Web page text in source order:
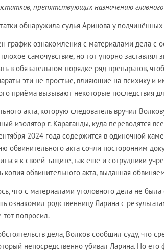
препятствующих назначению
обнаружила судья Аринова у
график ознакомления с материалами дела с
самочувствие, но тот упорно
в обязательном порядке ряд препаратов,
эти не простые, влияющие на психику и
приёма вызывают некоторые последствия
акта, которую следователь вручил
изолятор г. Караганды, куда переводятся
2024 года содержится в одиночной
обвинительного акта сочли посторонним
к своей защите, так ещё и сотрудники
копия обвинительного акта, выданная
что с материалами уголовного дела не
ознакомил родственницу Ларина с
тот попросил.
дела, Волков сообщил суду, что
непосредственно убивал Ларина. Но